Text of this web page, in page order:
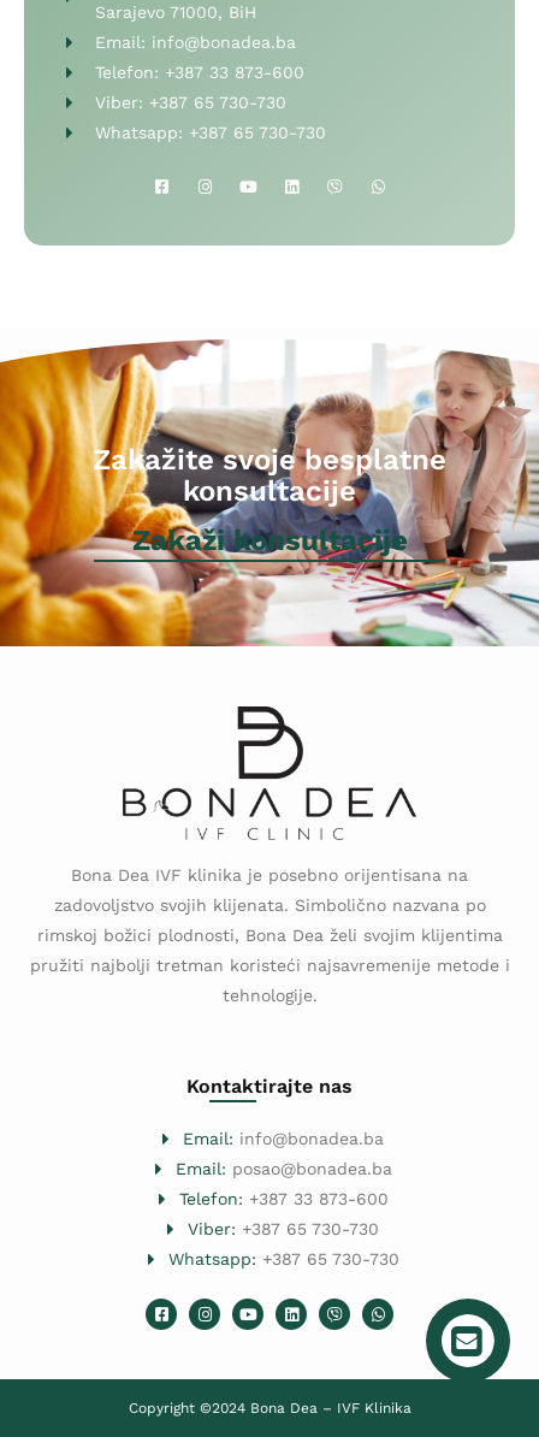
Sarajevo 71000, BiH
Email: info@bonadea.ba
Telefon: +387 33 873-600
Viber: +387 65 730-730
Whatsapp: +387 65 730-730
Zakažite svoje besplatne
konsultacije
Zakaži konsultacije
Bona Dea IVF klinika je posebno orijentisana na
zadovoljstvo svojih klijenata. Simbolično nazvana po
rimskoj božici plodnosti, Bona Dea želi svojim klijentima
pružiti najbolji tretman koristeći najsavremenije metode i
tehnologije.
Kontaktirajte nas
Email: info@bonadea.ba
Email: posao@bonadea.ba
Telefon: +387 33 873-600
Viber: +387 65 730-730
Whatsapp: +387 65 730-730
Copyright ©2024 Bona Dea – IVF Klinika